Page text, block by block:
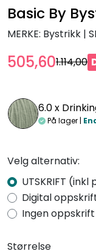
Basic By
MERKE: Bystrikk |
505,601.114,00
6.0 x
På lager |
Velg alternativ:
UTSKRIFT
Digital
Ingen
Størrelse